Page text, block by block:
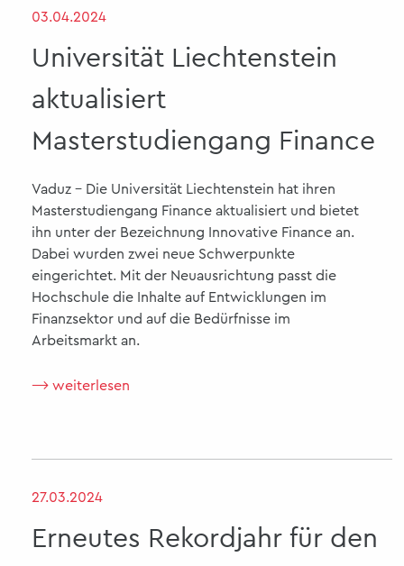
03.04.2024
Universität Liechtenstein
aktualisiert
Masterstudiengang Finance
Vaduz - Die Universität Liechtenstein hat ihren
Masterstudiengang Finance aktualisiert und bietet
ihn unter der Bezeichnung Innovative Finance an.
Dabei wurden zwei neue Schwerpunkte
eingerichtet. Mit der Neuausrichtung passt die
Hochschule die Inhalte auf Entwicklungen im
Finanzsektor und auf die Bedürfnisse im
Arbeitsmarkt an.
⟶ weiterlesen
27.03.2024
Erneutes Rekordjahr für den